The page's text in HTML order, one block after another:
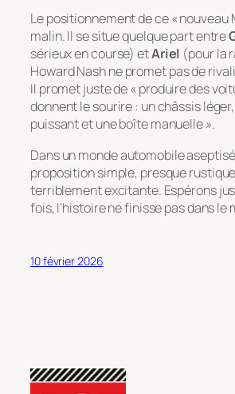
Le positionnement de ce « nouveau
malin. Il se situe quelque part entre
sérieux en course) etAriel (pour la
Howard Nash ne promet pas de
Il promet juste de« produire des
donnent le sourire : un châssis
puissant et une boîte manuelle ».
Dans un monde automobile
proposition simple, presque
terriblement excitante. Espérons
fois, l’histoire ne finisse pas dans le
10 février 2026